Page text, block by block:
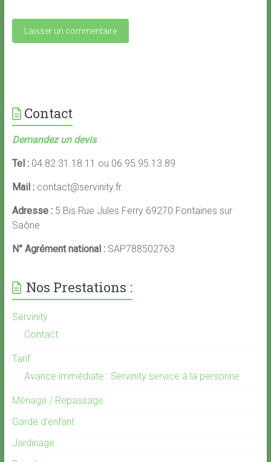
Contact
Demandez un devis
Tel :04.82.31.18.11 ou 06.95.95.13.89
Mail :contact@servinity.fr
Adresse :5 Bis Rue Jules Ferry 69270 Fontaines sur
Saône
N° Agrément national :SAP788502763
Nos Prestations :
Servinity
Contact
Tarif
Avance immédiate : Servinity service à la personne
Ménage / Repassage
Garde d’enfant
Jardinage